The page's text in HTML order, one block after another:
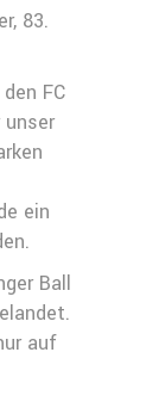
83.
FC
unser
ein
Ball
auf